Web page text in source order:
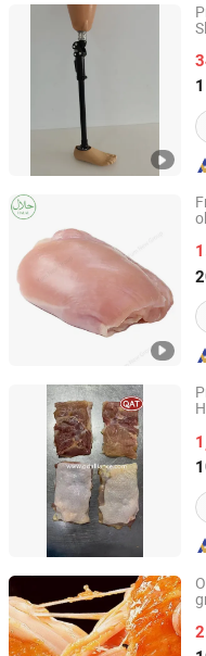
Shijiazhuang Perfect
Hebei, China
QINGDAO YUM NEW
Shandong, China
QINGDAO ALLIANCE
Shandong, China
Pintong International